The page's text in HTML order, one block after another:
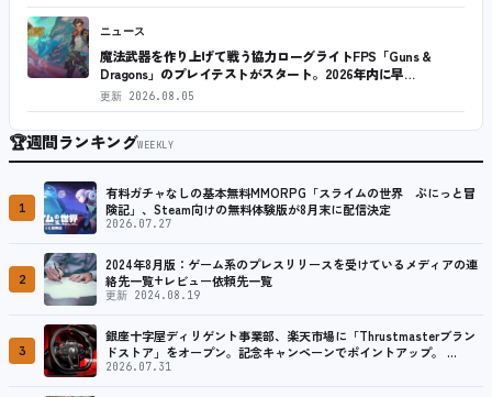
ニュース
魔法武器を作り上げて戦う協力ローグライトFPS「Guns &
Dragons」のプレイテストがスタート。2026年内に早…
更新 2026.08.05
🏆週間ランキングWEEKLY
1
有料ガチャなしの基本無料MMORPG「スライムの世界 ぷにっと冒
険記」、Steam向けの無料体験版が8月末に配信決定
2026.07.27
2
2024年8月版：ゲーム系のプレスリリースを受けているメディアの連
絡先一覧+レビュー依頼先一覧
更新 2024.08.19
3
銀座十字屋ディリゲント事業部、楽天市場に「Thrustmasterブラン
ドストア」をオープン。記念キャンペーンでポイントアップ。 …
2026.07.31